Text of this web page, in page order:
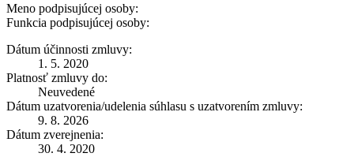
Meno podpisujúcej osoby:
Funkcia podpisujúcej osoby:
Dátum účinnosti zmluvy:
1. 5. 2020
Platnosť zmluvy do:
Neuvedené
Dátum uzatvorenia/udelenia súhlasu s uzatvorením zmluvy:
9. 8. 2026
Dátum zverejnenia:
30. 4. 2020